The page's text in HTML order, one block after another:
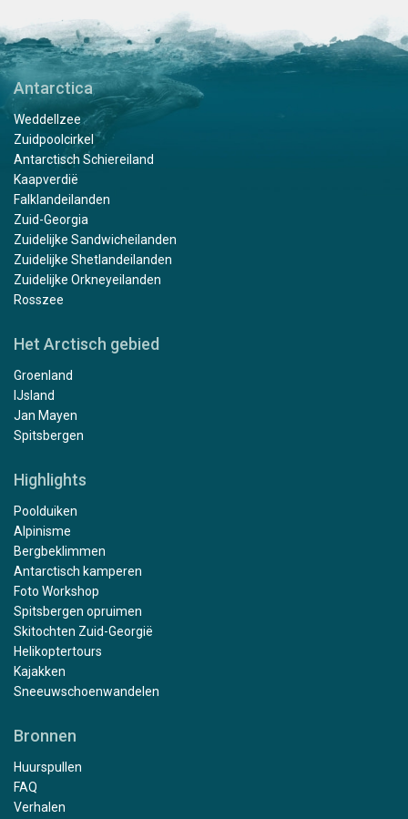
Antarctica
Weddellzee
Zuidpoolcirkel
Antarctisch Schiereiland
Kaapverdië
Falklandeilanden
Zuid-Georgia
Zuidelijke Sandwicheilanden
Zuidelijke Shetlandeilanden
Zuidelijke Orkneyeilanden
Rosszee
Het Arctisch gebied
Groenland
IJsland
Jan Mayen
Spitsbergen
Highlights
Poolduiken
Alpinisme
Bergbeklimmen
Antarctisch kamperen
Foto Workshop
Spitsbergen opruimen
Skitochten Zuid-Georgië
Helikoptertours
Kajakken
Sneeuwschoenwandelen
Bronnen
Huurspullen
FAQ
Verhalen